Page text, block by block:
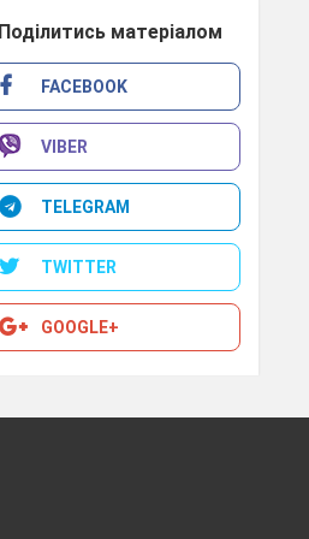
Поділитись матеріалом
FACEBOOK
VIBER
TELEGRAM
TWITTER
GOOGLE+